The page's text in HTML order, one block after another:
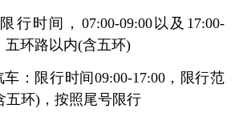
时间，07:00-09:00以及17:00-
五环路以内(含五环)
限行时间09:00-17:00，限行范
五环)，按照尾号限行